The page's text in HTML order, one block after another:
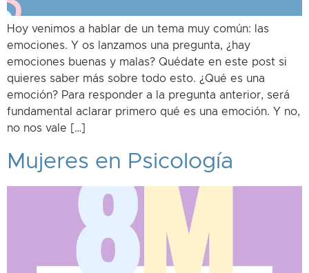
Hoy venimos a hablar de un tema muy común: las
emociones. Y os lanzamos una pregunta, ¿hay
emociones buenas y malas? Quédate en este post si
quieres saber más sobre todo esto. ¿Qué es una
emoción? Para responder a la pregunta anterior, será
fundamental aclarar primero qué es una emoción. Y no,
no nos vale […]
Mujeres en Psicología